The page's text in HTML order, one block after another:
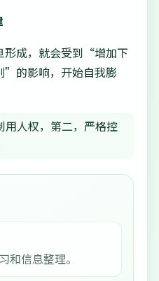
形成，就会受到“增加下
的影响，开始自我膨
用人权，第二，严格控
和信息整理。